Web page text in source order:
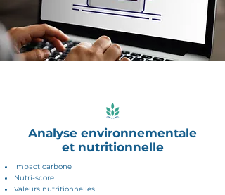
Analyse environnementale
et nutritionnelle
Impact carbone
Nutri-score
Valeurs nutritionnelles